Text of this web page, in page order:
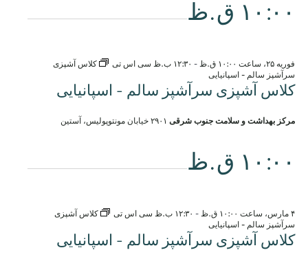
۱۰:۰۰ ق.ظ
کلاس آشپزی سرآشپز سالم - اسپانیایی
فوریه ۲۵، ساعت ۱۰:۰۰ ق.ظ - ۱۲:۳۰ ب.ظ سی اس تی
کلاس آشپزی
سرآشپز سالم - اسپانیایی
مرکز بهداشت و سلامت جنوب شرقی ۲۹۰۱ خیابان مونتوپولیس، آستین
۱۰:۰۰ ق.ظ
کلاس آشپزی سرآشپز سالم - اسپانیایی
۴ مارس، ساعت ۱۰:۰۰ ق.ظ - ۱۲:۳۰ ب.ظ سی اس تی
کلاس آشپزی
سرآشپز سالم - اسپانیایی